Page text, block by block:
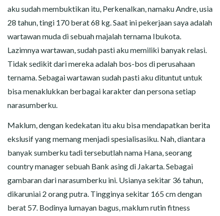
aku sudah membuktikan itu, Perkenalkan, namaku Andre, usia
28 tahun, tingi 170 berat 68 kg. Saat ini pekerjaan saya adalah
wartawan muda di sebuah majalah ternama Ibukota.
Lazimnya wartawan, sudah pasti aku memiliki banyak relasi.
Tidak sedikit dari mereka adalah bos-bos di perusahaan
ternama. Sebagai wartawan sudah pasti aku dituntut untuk
bisa menaklukkan berbagai karakter dan persona setiap
narasumberku.
Maklum, dengan kedekatan itu aku bisa mendapatkan berita
ekslusif yang memang menjadi spesialisasiku. Nah, diantara
banyak sumberku tadi tersebutlah nama Hana, seorang
country manager sebuah Bank asing di Jakarta. Sebagai
gambaran dari narasumberku ini. Usianya sekitar 36 tahun,
dikaruniai 2 orang putra. Tingginya sekitar 165 cm dengan
berat 57. Bodinya lumayan bagus, maklum rutin fitness
CERITA SEMPROT
CERITA SPERMA
CERITA ANAK TIRI
CERITA HOT MAMA
CERITA TANTE SEXY
CERITA ISTRI SELINGKUH
CARA NGIKLAN DI CERITAGILA.COM?